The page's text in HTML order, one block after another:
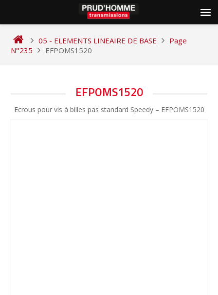
content
05 - ELEMENTS LINEAIRE DE BASE
Page
N°235
EFPOMS1520
EFPOMS1520
Ecrous pour vis à billes pas standard Speedy – EFPOMS1520
DE